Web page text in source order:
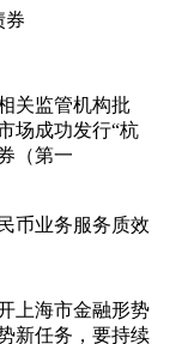
券
关监管机构批
场成功发行“杭
（第一
币业务服务质效
上海市金融形势
新任务，要持续